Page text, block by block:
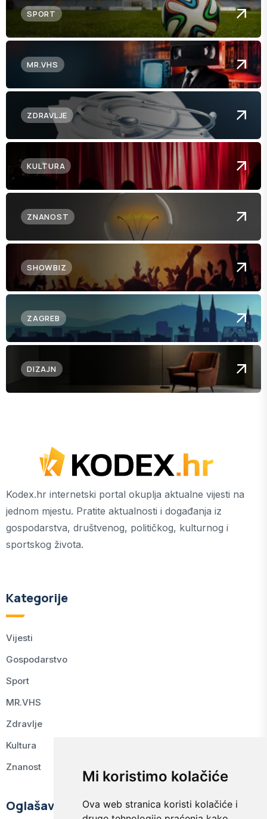
Mi koristimo kolačiće
Ova web stranica koristi kolačiće i
SPORT
MR.VHS
ZDRAVLJE
KULTURA
ZNANOST
SHOWBIZ
ZAGREB
DIZAJN
Kodex.hr internetski portal okuplja aktualne vijesti na
jednom mjestu. Pratite aktualnosti i događanja iz
gospodarstva, društvenog, političkog, kulturnog i
sportskog života.
Kategorije
Vijesti
Gospodarstvo
Sport
MR.VHS
Zdravlje
Kultura
Znanost
Oglašavanje